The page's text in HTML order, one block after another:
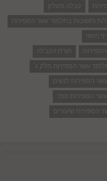
קבלה מעליון
ותשובות בתלמוד עשר הספירות
היומי
תורת הקבלה
תלמוד עשר הספירות חלק ג'
הספירות לנשים
הספירות ספר
הספירות שיעורים